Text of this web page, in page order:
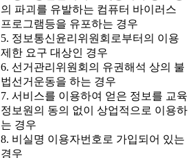
의 파괴를 유발하는 컴퓨터 바이러스
프로그램등을 유포하는 경우
5. 정보통신윤리위원회로부터의 이용
제한 요구 대상인 경우
6. 선거관리위원회의 유권해석 상의 불
법선거운동을 하는 경우
7. 서비스를 이용하여 얻은 정보를 교육
정보원의 동의 없이 상업적으로 이용하
는 경우
8. 비실명 이용자번호로 가입되어 있는
경우